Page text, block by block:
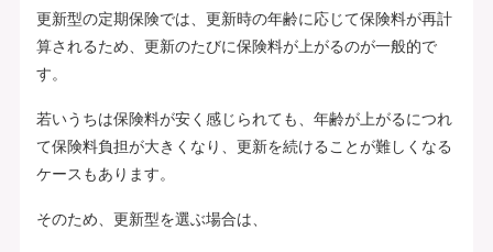
更新型の定期保険では、更新時の年齢に応じて保険料が再計
算されるため、更新のたびに保険料が上がるのが一般的で
す。
若いうちは保険料が安く感じられても、年齢が上がるにつれ
て保険料負担が大きくなり、更新を続けることが難しくなる
ケースもあります。
そのため、更新型を選ぶ場合は、